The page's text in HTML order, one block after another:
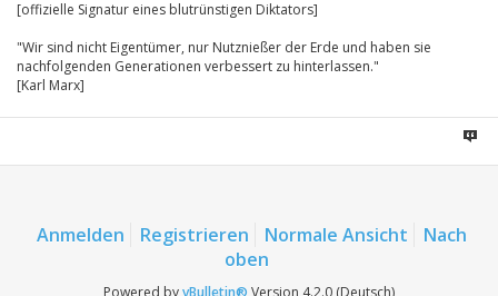
[offizielle Signatur eines blutrünstigen Diktators]
"Wir sind nicht Eigentümer, nur Nutznießer der Erde und haben sie
nachfolgenden Generationen verbessert zu hinterlassen."
[Karl Marx]
Anmelden Registrieren Normale Ansicht
Nach
oben